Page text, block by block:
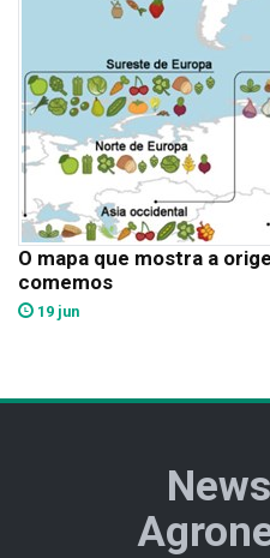
O mapa que mostra a
comemos
19 jun